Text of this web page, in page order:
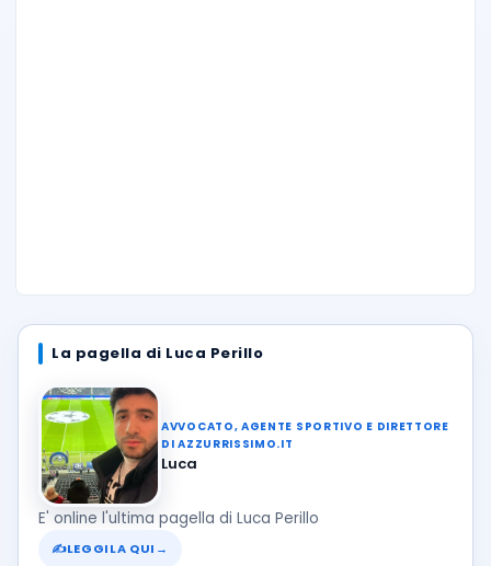
La pagella di Luca Perillo
AVVOCATO, AGENTE SPORTIVO E DIRETTORE
DI AZZURRISSIMO.IT
Luca
E' online l'ultima pagella di Luca Perillo
✍LEGGILA QUI →